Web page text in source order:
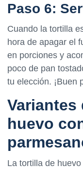
Paso 6:
Cuando la tortilla
hora de apagar el
en porciones y
poco de pan
tu elección. ¡Buen
Variantes
huevo
La tortilla de